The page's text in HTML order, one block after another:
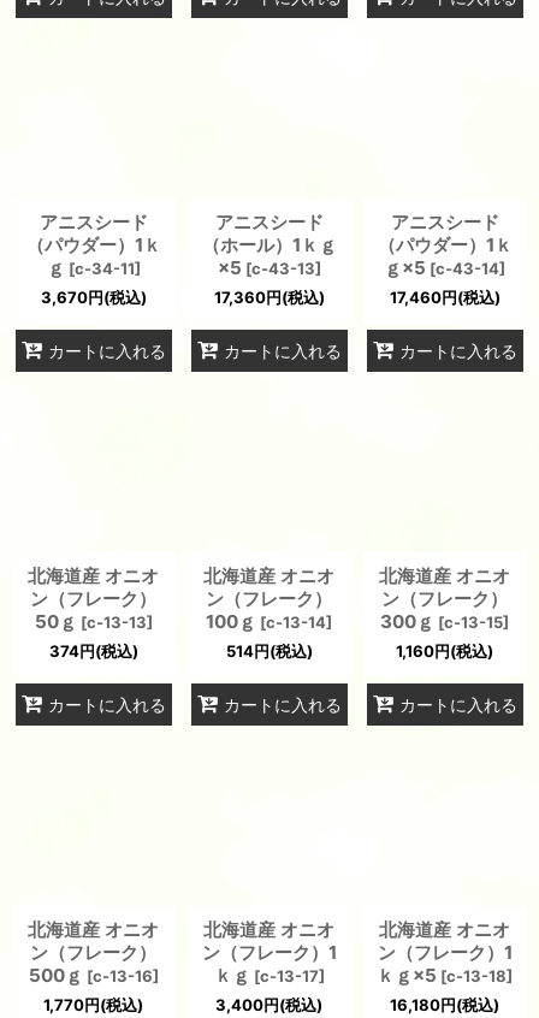
アニスシード
（パウダー）1ｋ
ｇ [c-34-11]
3,670円(税込)
カートに入れる
アニスシード
（ホール）1ｋｇ
×5 [c-43-13]
17,360円(税込)
カートに入れる
アニスシード
（パウダー）1ｋ
ｇ×5 [c-43-14]
17,460円(税込)
カートに入れる
北海道産 オニオ
ン（フレーク）
50ｇ [c-13-13]
374円(税込)
カートに入れる
北海道産 オニオ
ン（フレーク）
100ｇ [c-13-14]
514円(税込)
カートに入れる
北海道産 オニオ
ン（フレーク）
300ｇ [c-13-15]
1,160円(税込)
カートに入れる
北海道産 オニオ
ン（フレーク）
500ｇ [c-13-16]
1,770円(税込)
北海道産 オニオ
ン（フレーク）1
ｋｇ [c-13-17]
3,400円(税込)
北海道産 オニオ
ン（フレーク）1
ｋｇ×5 [c-13-18]
16,180円(税込)